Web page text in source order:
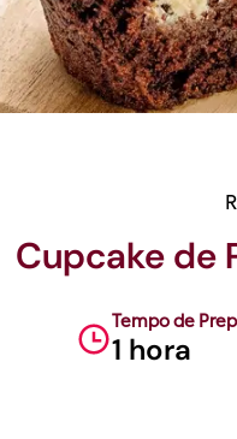
Cupcake de
Tempo de
1 hora